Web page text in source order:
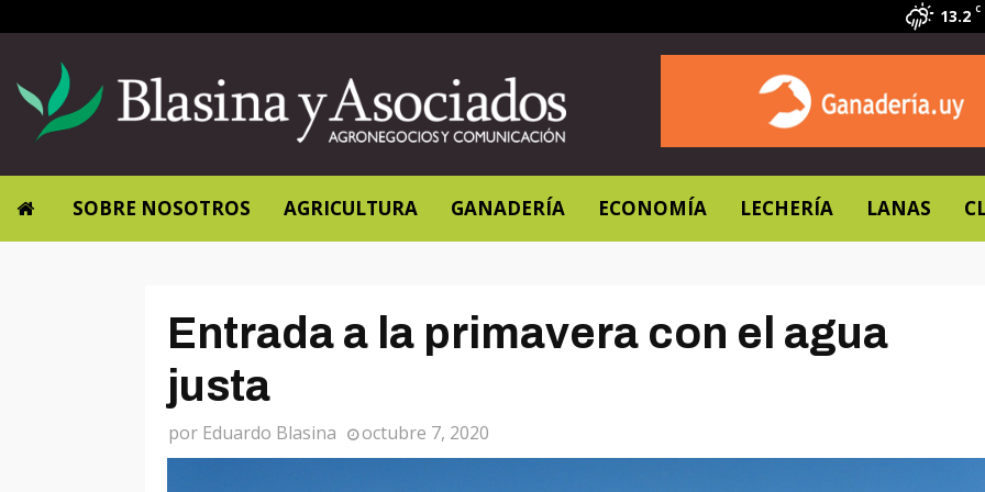
13.2 C
SOBRE NOSOTROS AGRICULTURA GANADERÍA ECONOMÍA LECHERÍA LANAS
Entrada a la primavera con el agua
justa
por Eduardo Blasina octubre 7, 2020